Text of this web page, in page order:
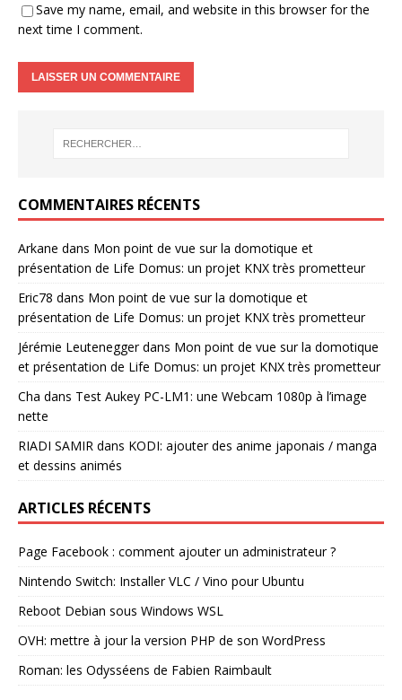
Save my name, email, and website in this browser for the
next time I comment.
COMMENTAIRES RÉCENTS
Arkane dans Mon point de vue sur la domotique et
présentation de Life Domus: un projet KNX très prometteur
Eric78 dans Mon point de vue sur la domotique et
présentation de Life Domus: un projet KNX très prometteur
Jérémie Leuteneggerdans Mon point de vue sur la domotique
et présentation de Life Domus: un projet KNX très prometteur
Cha dans Test Aukey PC-LM1: une Webcam 1080p à l’image
nette
RIADI SAMIR dans KODI: ajouter des anime japonais / manga
et dessins animés
ARTICLES RÉCENTS
Page Facebook : comment ajouter un administrateur ?
Nintendo Switch: Installer VLC / Vino pour Ubuntu
Reboot Debian sous Windows WSL
OVH: mettre à jour la version PHP de son WordPress
Roman: les Odysséens de Fabien Raimbault